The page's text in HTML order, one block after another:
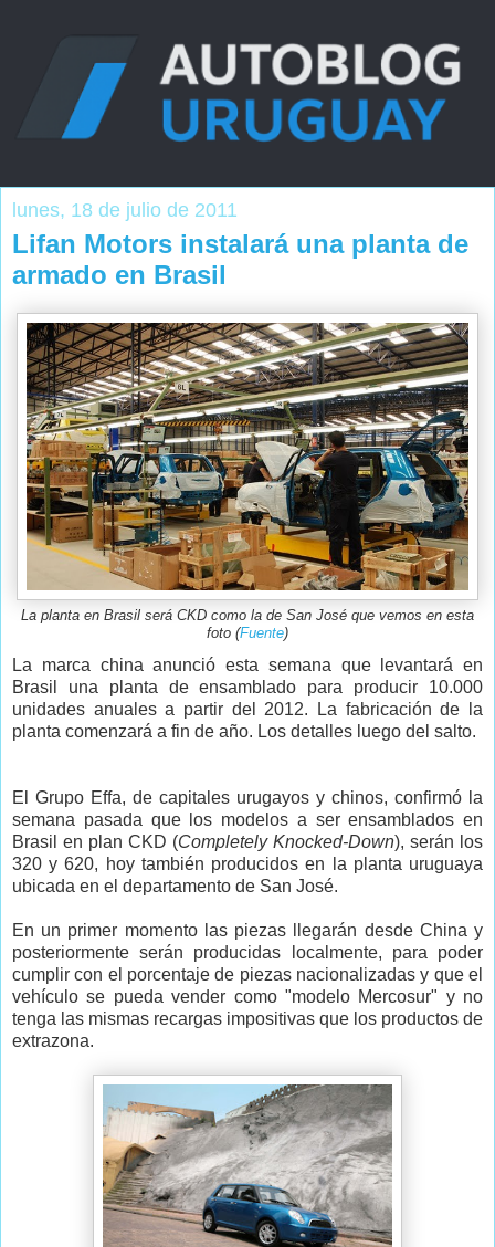
lunes, 18 de julio de 2011
Lifan Motors instalará una planta de
armado en Brasil
La planta en Brasil será CKD como la de San José que vemos en esta
foto (Fuente)
La marca china anunció esta semana que levantará en
Brasil una planta de ensamblado para producir 10.000
unidades anuales a partir del 2012. La fabricación de la
planta comenzará a fin de año. Los detalles luego del salto.
El Grupo Effa, de capitales urugayos y chinos, confirmó la
semana pasada que los modelos a ser ensamblados en
Brasil en plan CKD (Completely Knocked-Down), serán los
320 y 620, hoy también producidos en la planta uruguaya
ubicada en el departamento de San José.
En un primer momento las piezas llegarán desde China y
posteriormente serán producidas localmente, para poder
cumplir con el porcentaje de piezas nacionalizadas y que el
vehículo se pueda vender como "modelo Mercosur" y no
tenga las mismas recargas impositivas que los productos de
extrazona.